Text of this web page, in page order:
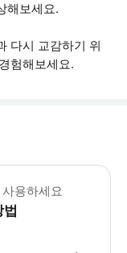
해보세요.
다시 교감하기 위
험해보세요.
모든 체력 수준에 적합합
용하세요